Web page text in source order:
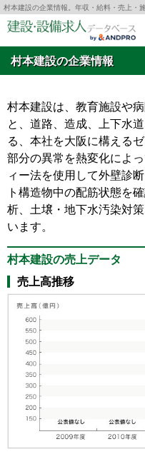
村本建設の企業情報。年収・給料・売上・
村本建設の企業情報
村本建設は、教育施設や
と、道路、造成、上下水
る、本社を大阪に構える
部分の異常を熱変化によ
ィー法を使用して外壁診
ト構造物中の配筋状態を
析、土壌・地下水汚染対
います。
村本建設の売上データ
売上高推移